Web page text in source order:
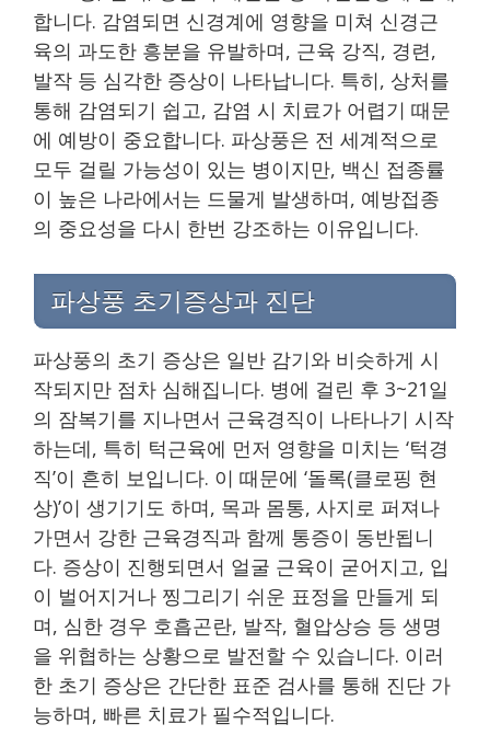
합니다. 감염되면 신경계에 영향을 미쳐 신경근
육의 과도한 흥분을 유발하며, 근육 강직, 경련,
발작 등 심각한 증상이 나타납니다. 특히, 상처를
통해 감염되기 쉽고, 감염 시 치료가 어렵기 때문
에 예방이 중요합니다. 파상풍은 전 세계적으로
모두 걸릴 가능성이 있는 병이지만, 백신 접종률
이 높은 나라에서는 드물게 발생하며, 예방접종
의 중요성을 다시 한번 강조하는 이유입니다.
파상풍 초기증상과 진단
파상풍의 초기 증상은 일반 감기와 비슷하게 시
작되지만 점차 심해집니다. 병에 걸린 후 3~21일
의 잠복기를 지나면서 근육경직이 나타나기 시작
하는데, 특히 턱근육에 먼저 영향을 미치는 ‘턱경
직’이 흔히 보입니다. 이 때문에 ‘돌록(클로핑 현
상)’이 생기기도 하며, 목과 몸통, 사지로 퍼져나
가면서 강한 근육경직과 함께 통증이 동반됩니
다. 증상이 진행되면서 얼굴 근육이 굳어지고, 입
이 벌어지거나 찡그리기 쉬운 표정을 만들게 되
며, 심한 경우 호흡곤란, 발작, 혈압상승 등 생명
을 위협하는 상황으로 발전할 수 있습니다. 이러
한 초기 증상은 간단한 표준 검사를 통해 진단 가
능하며, 빠른 치료가 필수적입니다.